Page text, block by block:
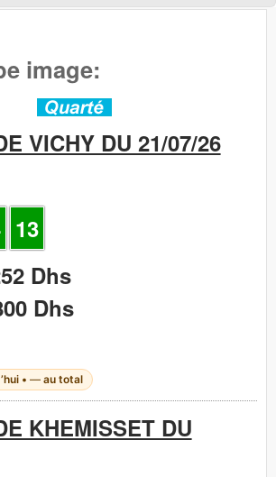
image:
VICHY DU 21/07/26
13
Dhs
Dhs
• —au total
KHEMISSET DU